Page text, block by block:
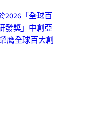
2026「全球百
發獎」中創亞
膺全球百大創